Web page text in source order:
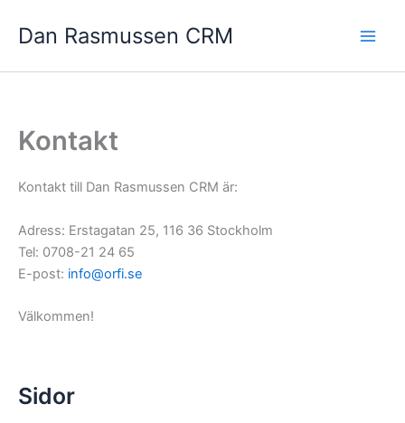
Dan Rasmussen CRM
Kontakt
Kontakt till Dan Rasmussen CRM är:
Adress: Erstagatan 25, 116 36 Stockholm
Tel: 0708-21 24 65
E-post: info@orfi.se
Välkommen!
Sidor